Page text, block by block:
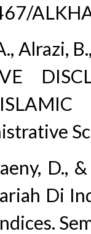
Alrazi,
D.,
Di